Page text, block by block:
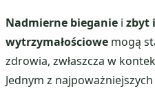
Nadmierne bieganie i zbyt
wytrzymałościowe mogą
zdrowia, zwłaszcza w
Jednym z